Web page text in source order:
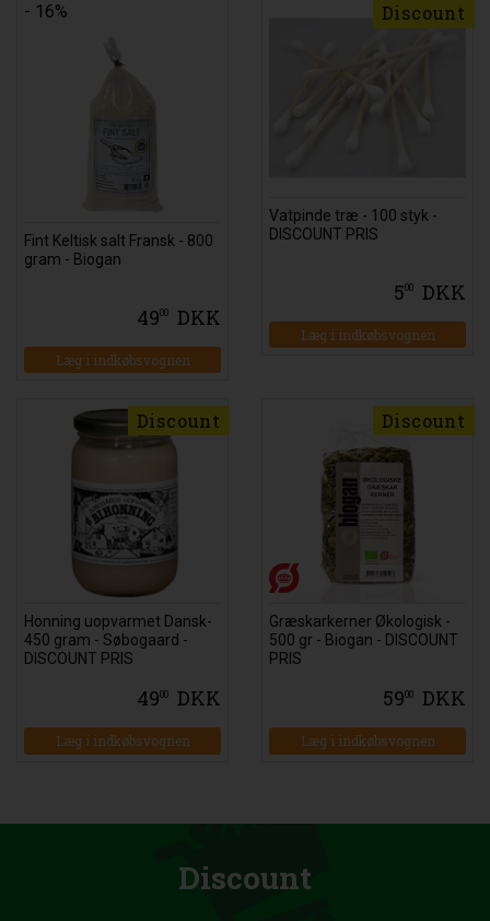
- 16%
Fint Keltisk salt Fransk - 800
gram - Biogan
4900 DKK
Læg i indkøbsvognen
Discount
Vatpinde træ - 100 styk -
DISCOUNT PRIS
500 DKK
Læg i indkøbsvognen
Discount
Honning uopvarmet Dansk-
450 gram - Søbogaard -
DISCOUNT PRIS
4900 DKK
Læg i indkøbsvognen
Discount
Græskarkerner Økologisk -
500 gr - Biogan - DISCOUNT
PRIS
5900 DKK
Læg i indkøbsvognen
Discount